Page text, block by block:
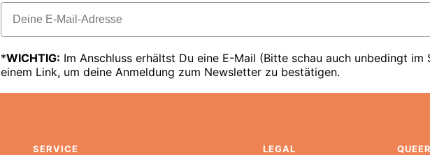
Email
*WICHTIG: Im Anschluss erhältst Du eine E-Mail (Bitte schau auch unbedingt im
einem Link, um deine Anmeldung zum Newsletter zu bestätigen.
SERVICE LEGAL